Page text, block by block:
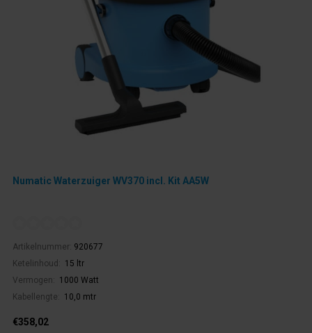
Numatic Waterzuiger WV370 incl. Kit AA5W
Artikelnummer: 920677
Ketelinhoud:
15 ltr
Vermogen:
1000 Watt
Kabellengte:
10,0 mtr
€358,02